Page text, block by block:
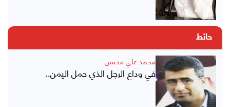
حائط
محمد علي محسن
في وداع الرجل الذي حمل اليمن..